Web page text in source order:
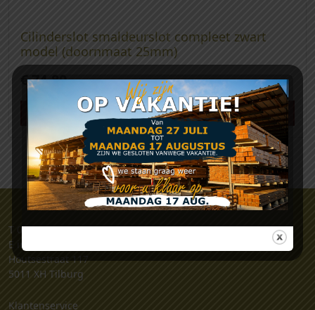
Cilinderslot smaldeurslot compleet zwart
model (doornmaat 25mm)
€74,80
Meer info
T
06 - 25 32 32 34
E
info@houthandeltilburg.nl
Houtsestraat 117
5011 XH Tilburg
Klantenservice